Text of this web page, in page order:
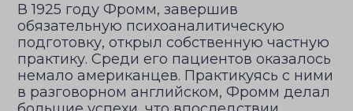
В 1925 году Фромм, завершив
обязательную психоаналитическую
подготовку, открыл собственную частную
практику. Среди его пациентов оказалось
немало американцев. Практикуясь с ними
в разговорном английском, Фромм делал